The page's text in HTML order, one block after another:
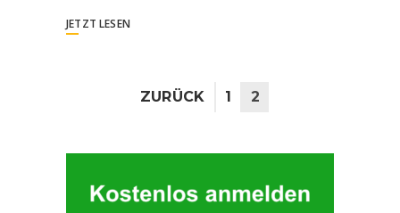
JETZT LESEN
ZURÜCK 1 2